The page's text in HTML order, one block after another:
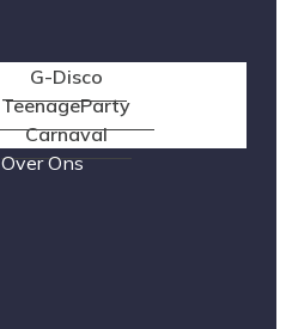
G-Disco
TeenageParty
Carnaval
Over Ons